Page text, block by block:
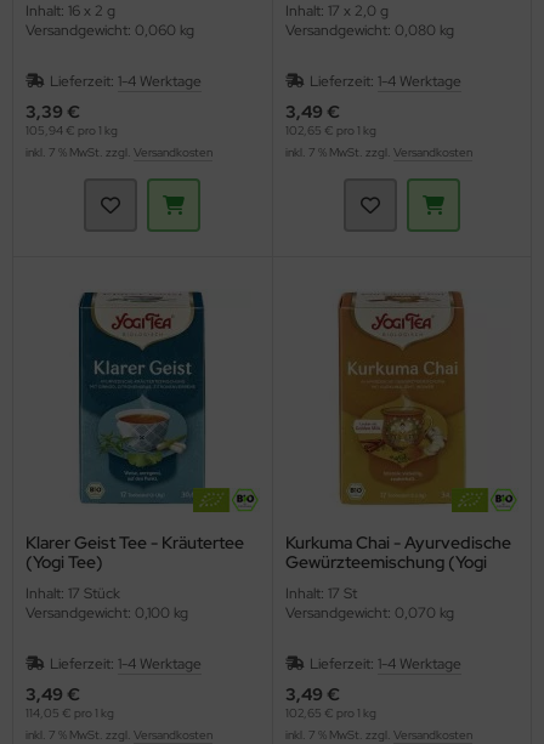
Inhalt: 16 x 2 g
Versandgewicht: 0,060 kg
Lieferzeit: 1-4 Werktage
3,39 €
105,94 € pro 1 kg
inkl. 7 % MwSt. zzgl. Versandkosten
Inhalt: 17 x 2,0 g
Versandgewicht: 0,080 kg
Lieferzeit: 1-4 Werktage
3,49 €
102,65 € pro 1 kg
inkl. 7 % MwSt. zzgl. Versandkosten
Klarer Geist Tee - Kräutertee
(Yogi Tee)
Inhalt: 17 Stück
Versandgewicht: 0,100 kg
Lieferzeit: 1-4 Werktage
3,49 €
114,05 € pro 1 kg
inkl. 7 % MwSt. zzgl. Versandkosten
Kurkuma Chai - Ayurvedische
Gewürzteemischung (Yogi
Inhalt: 17 St
Versandgewicht: 0,070 kg
Lieferzeit: 1-4 Werktage
3,49 €
102,65 € pro 1 kg
inkl. 7 % MwSt. zzgl. Versandkosten